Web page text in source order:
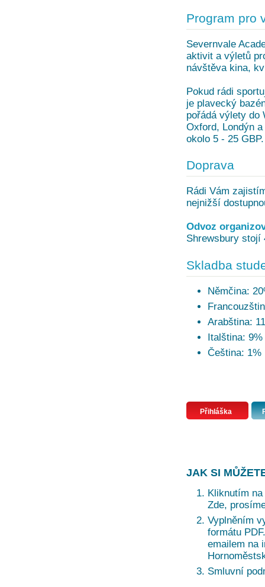
Program pro
Severnvale
aktivit a výletů
návštěva kina,
Pokud rádi
je plavecký
pořádá výlety do
Oxford, Londýn
okolo 5 - 25 GBP.
Doprava
Rádi Vám
nejnižší
Odvoz
Shrewsbury stojí
Skladba
Němčina:
Arabština:
Italština: 9%
Čeština: 1%
Přihláška
JAK SI
Kliknutím
Zde,
Vyplněním
formátu
emailem na
Smluvní